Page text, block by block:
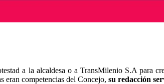
a la alcaldesa o a TransMilenio S.A para
eran competencias del Concejo, su redacción